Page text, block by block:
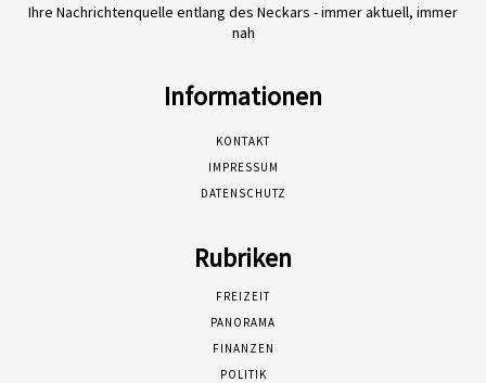
Ihre Nachrichtenquelle entlang des Neckars - immer aktuell, immer
nah
Informationen
KONTAKT
IMPRESSUM
DATENSCHUTZ
Rubriken
FREIZEIT
PANORAMA
FINANZEN
POLITIK